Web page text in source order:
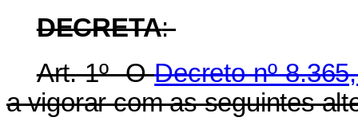
DECRETA:
Art. 1º ODecreto nº
a vigorar com as seguintes